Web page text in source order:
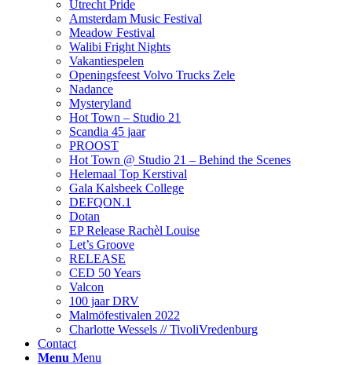
Utrecht Pride
Amsterdam Music Festival
Meadow Festival
Walibi Fright Nights
Vakantiespelen
Openingsfeest Volvo Trucks Zele
Nadance
Mysteryland
Hot Town – Studio 21
Scandia 45 jaar
PROOST
Hot Town @ Studio 21 – Behind the Scenes
Helemaal Top Kerstival
Gala Kalsbeek College
DEFQON.1
Dotan
EP Release Rachèl Louise
Let’s Groove
RELEASE
CED 50 Years
Valcon
100 jaar DRV
Malmöfestivalen 2022
Charlotte Wessels // TivoliVredenburg
Contact
Menu Menu